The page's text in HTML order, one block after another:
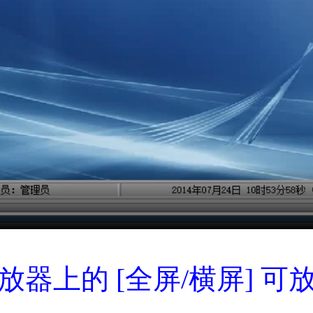
器上的 [全屏/横屏] 可